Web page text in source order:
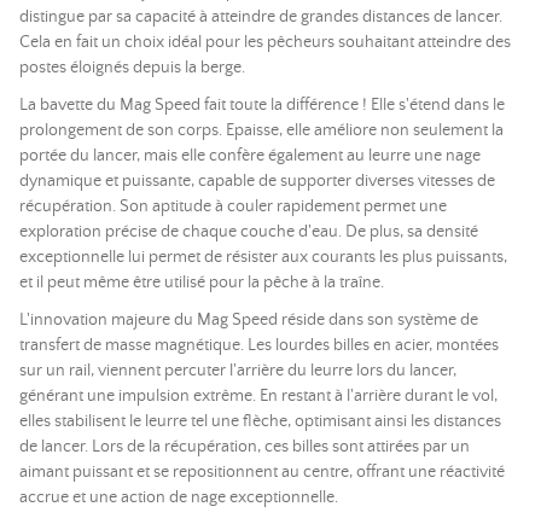
distingue par sa capacité à atteindre de grandes distances de lancer.
Cela en fait un choix idéal pour les pêcheurs souhaitant atteindre des
postes éloignés depuis la berge.
La bavette du Mag Speed fait toute la différence ! Elle s'étend dans le
prolongement de son corps. Epaisse, elle améliore non seulement la
portée du lancer, mais elle confère également au leurre une nage
dynamique et puissante, capable de supporter diverses vitesses de
récupération. Son aptitude à couler rapidement permet une
exploration précise de chaque couche d'eau. De plus, sa densité
exceptionnelle lui permet de résister aux courants les plus puissants,
et il peut même être utilisé pour la pêche à la traîne.
L'innovation majeure du Mag Speed réside dans son système de
transfert de masse magnétique. Les lourdes billes en acier, montées
sur un rail, viennent percuter l'arrière du leurre lors du lancer,
générant une impulsion extrême. En restant à l'arrière durant le vol,
elles stabilisent le leurre tel une flèche, optimisant ainsi les distances
de lancer. Lors de la récupération, ces billes sont attirées par un
aimant puissant et se repositionnent au centre, offrant une réactivité
accrue et une action de nage exceptionnelle.